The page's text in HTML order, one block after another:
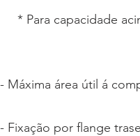
* Para capacidade
- Máxima área útil á
- Fixação por flange